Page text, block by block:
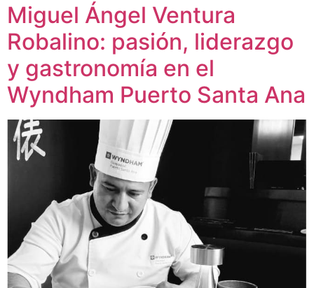
Miguel Ángel Ventura
Robalino: pasión, liderazgo
y gastronomía en el
Wyndham Puerto Santa Ana